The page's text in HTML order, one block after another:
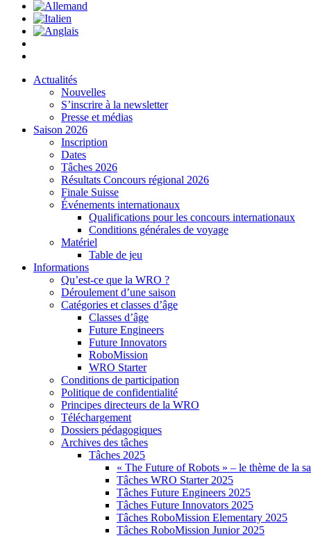
Actualités
Nouvelles
S’inscrire à la newsletter
Presse et médias
Saison 2026
Inscription
Dates
Tâches 2026
Résultats Concours régional 2026
Finale Suisse
Événements internationaux
Qualifications pour les concours internationaux
Conditions générales de voyage
Matériel
Table de jeu
Informations
Qu’est-ce que la WRO ?
Déroulement d’une saison
Catégories et classes d’âge
Classes d’âge
Future Engineers
Future Innovators
RoboMission
WRO Starter
Conditions de participation
Politique de confidentialité
Principes directeurs de la WRO
Téléchargement
Dossiers pédagogiques
Archives des tâches
Tâches 2025
« The Future of Robots » – le thème de la
Tâches WRO Starter 2025
Tâches Future Engineers 2025
Tâches Future Innovators 2025
Tâches RoboMission Elementary 2025
Tâches RoboMission Junior 2025